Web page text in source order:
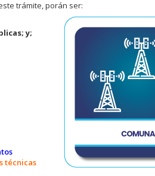
trámite, porán ser:
y;
técnicas